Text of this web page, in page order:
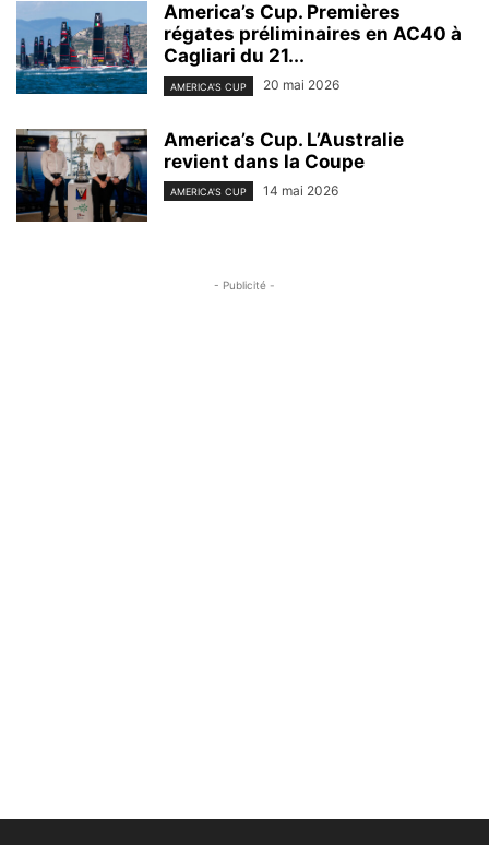
America’s Cup. Premières
régates préliminaires en AC40 à
Cagliari du 21...
AMERICA'S CUP 20 mai 2026
America’s Cup. L’Australie
revient dans la Coupe
AMERICA'S CUP 14 mai 2026
- Publicité -